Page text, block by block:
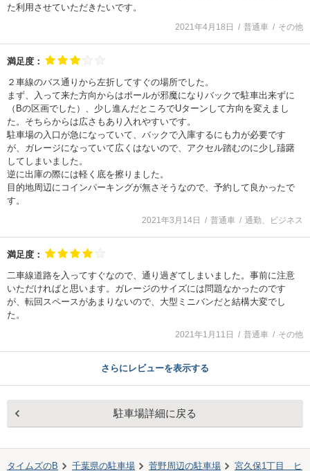
た利用させていただきたいです。
2021年4月18日 普通車 その他
満足度：
２車線のバス通りから左折してすぐの場所でした。
まず、入って来た方向からはポールが邪魔になりバックで駐車出来ずに
（Bの区画でした）、少し進んだところでUターンして方向を変えまし
た。そちらからは広さもあり入れやすいです。
駐車場の入口が急になっていて、バックで入庫するにも力が必要です
が、ガレージになっていて広くはないので、アクセル踏むのに少し躊躇
してしまいました。
逆に出庫の際には軽く底を擦りました。
目的地周辺にコインパーキングが無さそうなので、予約して良かったで
す。
2021年3月14日 普通車 通勤、ビジネス
満足度：
二車線道路を入ってすぐなので、通り過ぎてしまいました。事前に注意
いただければと思います。ガレージのサイズには問題なかったのです
が、転回スペースがあまりないので、大型ミニバンだと結構大変でし
た。
2021年1月11日 普通車 その他
さらにレビューを表示する
駐車場詳細に戻る
タイムズのB 千葉県の駐車場 菅野周辺の駐車場 宮久保1丁目 ヒ